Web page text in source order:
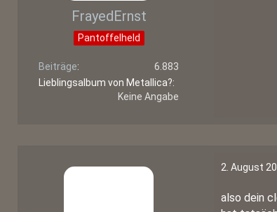
FrayedErnst
Pantoffelheld
Beiträge
6.883
Lieblingsalbum von Metallica?
Keine Angabe
2. August
also dein